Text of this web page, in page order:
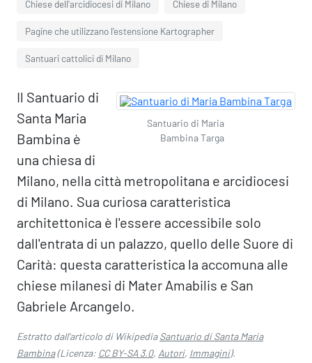
Chiese dell'arcidiocesi di Milano Chiese di Milano
Pagine che utilizzano l'estensione Kartographer
Santuari cattolici di Milano
Santuario di Maria
Bambina Targa
Il Santuario di
Santa Maria
Bambina è
una chiesa di
Milano, nella città metropolitana e arcidiocesi
di Milano. Sua curiosa caratteristica
architettonica è l'essere accessibile solo
dall'entrata di un palazzo, quello delle Suore di
Carità: questa caratteristica la accomuna alle
chiese milanesi di Mater Amabilis e San
Gabriele Arcangelo.
Estratto dall'articolo di WikipediaSantuario di Santa Maria
Bambina(Licenza: CC BY-SA 3.0, Autori, Immagini).